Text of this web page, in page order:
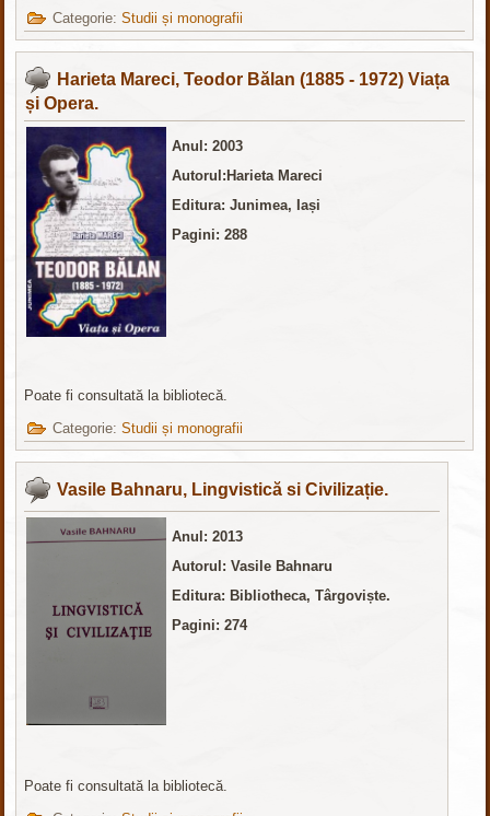
Categorie:Studii și monografii
Harieta Mareci, Teodor Bălan (1885 - 1972) Viața
și Opera.
Anul: 2003
Autorul:Harieta Mareci
Editura: Junimea, Iași
Pagini: 288
Poate fi consultată la bibliotecă.
Categorie:Studii și monografii
Vasile Bahnaru, Lingvistică si Civilizație.
Anul: 2013
Autorul: Vasile Bahnaru
Editura: Bibliotheca, Târgoviște.
Pagini: 274
Poate fi consultată la bibliotecă.